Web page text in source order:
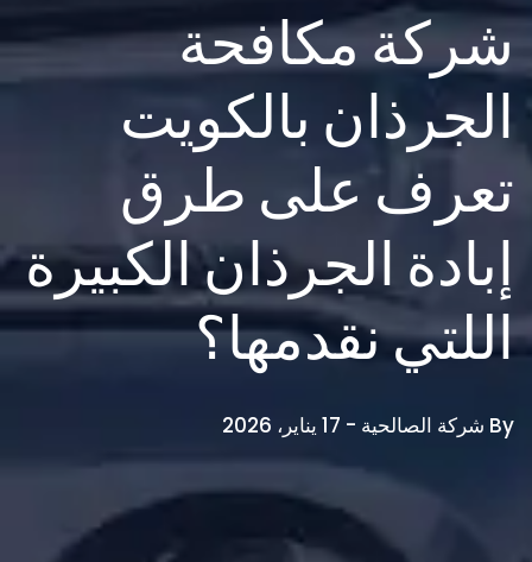
شركة مكافحة
الجرذان بالكويت
تعرف على طرق
إبادة الجرذان الكبيرة
اللتي نقدمها؟
By شركة الصالحية - 17 يناير، 2026